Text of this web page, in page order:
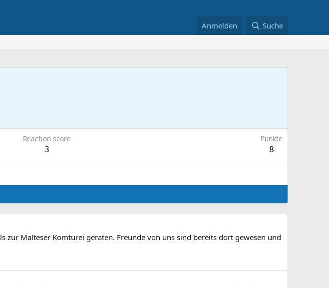
Anmelden Suche
Reaction score
3
Punkte
8
zur Malteser Komturei geraten. Freunde von uns sind bereits dort gewesen und